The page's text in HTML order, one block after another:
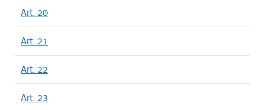
Art. 20
Art. 21
Art. 22
Art. 23